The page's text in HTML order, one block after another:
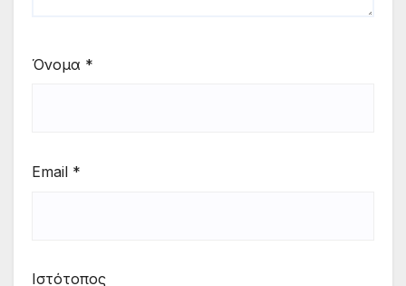
Όνομα *
Email *
Ιστότοπος